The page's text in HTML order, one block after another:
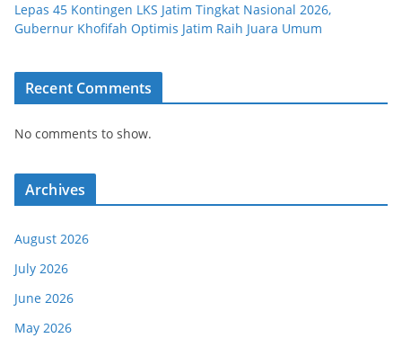
Lepas 45 Kontingen LKS Jatim Tingkat Nasional 2026,
Gubernur Khofifah Optimis Jatim Raih Juara Umum
Recent Comments
No comments to show.
Archives
August 2026
July 2026
June 2026
May 2026